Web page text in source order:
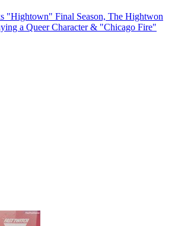
"Hightown" Final Season, The Hightwon
a Queer Character & "Chicago Fire"